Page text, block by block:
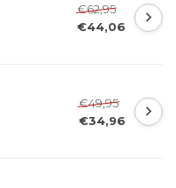
€62,95
€44,06
€49,95
€34,96